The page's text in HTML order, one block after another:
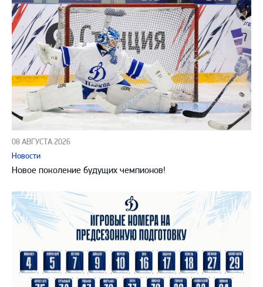
08 АВГУСТА 2026
Новости
Новое поколение будущих чемпионов!